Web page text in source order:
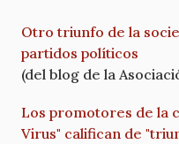
Otro triunfo de la
partidos políticos
(del blog de la
Los promotores de la
Virus" califican de